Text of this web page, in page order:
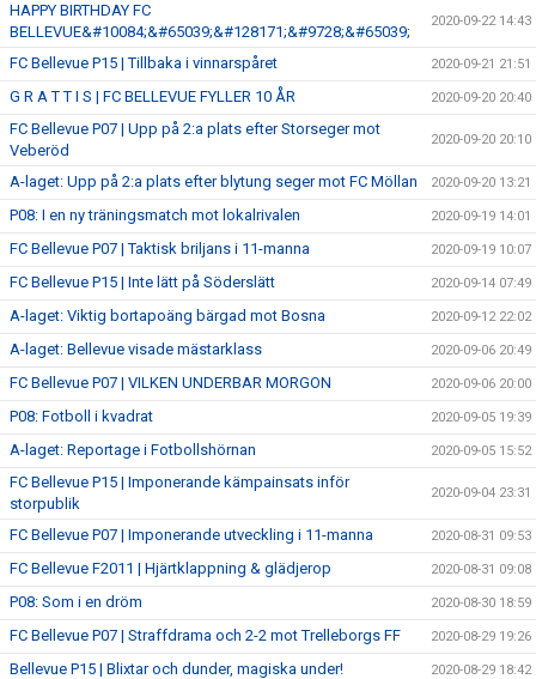
HAPPY BIRTHDAY FC
BELLEVUE&#10084;&#65039;&#128171;&#9728;&#65039;
2020-09-22 14:43
FC Bellevue P15 | Tillbaka i vinnarspåret 2020-09-21 21:51
G R A T T I S | FC BELLEVUE FYLLER 10 ÅR 2020-09-20 20:40
FC Bellevue P07 | Upp på 2:a plats efter Storseger mot
Veberöd
2020-09-20 20:10
A-laget: Upp på 2:a plats efter blytung seger mot FC Möllan 2020-09-20 13:21
P08: I en ny träningsmatch mot lokalrivalen 2020-09-19 14:01
FC Bellevue P07 | Taktisk briljans i 11-manna 2020-09-19 10:07
FC Bellevue P15 | Inte lätt på Söderslätt 2020-09-14 07:49
A-laget: Viktig bortapoäng bärgad mot Bosna 2020-09-12 22:02
A-laget: Bellevue visade mästarklass 2020-09-06 20:49
FC Bellevue P07 | VILKEN UNDERBAR MORGON 2020-09-06 20:00
P08: Fotboll i kvadrat 2020-09-05 19:39
A-laget: Reportage i Fotbollshörnan 2020-09-05 15:52
FC Bellevue P15 | Imponerande kämpainsats inför
storpublik
2020-09-04 23:31
FC Bellevue P07 | Imponerande utveckling i 11-manna 2020-08-31 09:53
FC Bellevue F2011 | Hjärtklappning & glädjerop 2020-08-31 09:08
P08: Som i en dröm 2020-08-30 18:59
FC Bellevue P07 | Straffdrama och 2-2 mot Trelleborgs FF 2020-08-29 19:26
Bellevue P15 | Blixtar och dunder, magiska under! 2020-08-29 18:42